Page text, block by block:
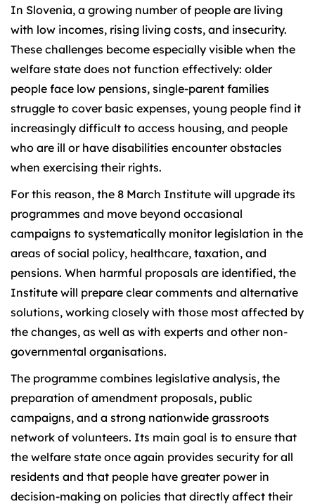
In Slovenia, a growing number of people are living
with low incomes, rising living costs, and insecurity.
These challenges become especially visible when the
welfare state does not function effectively: older
people face low pensions, single-parent families
struggle to cover basic expenses, young people find it
increasingly difficult to access housing, and people
who are ill or have disabilities encounter obstacles
when exercising their rights.
For this reason, the 8 March Institute will upgrade its
programmes and move beyond occasional
campaigns to systematically monitor legislation in the
areas of social policy, healthcare, taxation, and
pensions. When harmful proposals are identified, the
Institute will prepare clear comments and alternative
solutions, working closely with those most affected by
the changes, as well as with experts and other non-
governmental organisations.
The programme combines legislative analysis, the
preparation of amendment proposals, public
campaigns, and a strong nationwide grassroots
network of volunteers. Its main goal is to ensure that
the welfare state once again provides security for all
residents and that people have greater power in
decision-making on policies that directly affect their